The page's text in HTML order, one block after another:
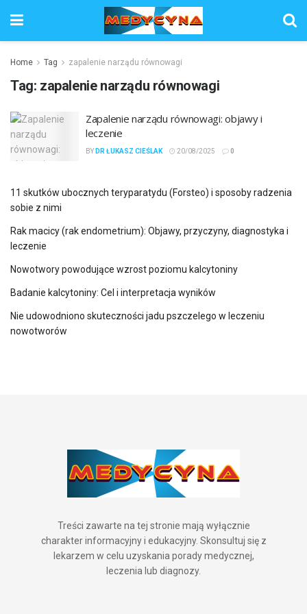
Home Tag zapalenie narządu równowagi
Tag: zapalenie narządu równowagi
Zapalenie narządu równowagi: objawy i
leczenie
BY DR ŁUKASZ CIEŚLAK 20/08/2025 0
11 skutków ubocznych teryparatydu (Forsteo) i sposoby radzenia
sobie z nimi
Rak macicy (rak endometrium): Objawy, przyczyny, diagnostyka i
leczenie
Nowotwory powodujące wzrost poziomu kalcytoniny
Badanie kalcytoniny: Cel i interpretacja wyników
Nie udowodniono skuteczności jadu pszczelego w leczeniu
nowotworów
Treści zawarte na tej stronie mają wyłącznie
charakter informacyjny i edukacyjny. Skonsultuj się z
lekarzem w celu uzyskania porady medycznej,
leczenia lub diagnozy.